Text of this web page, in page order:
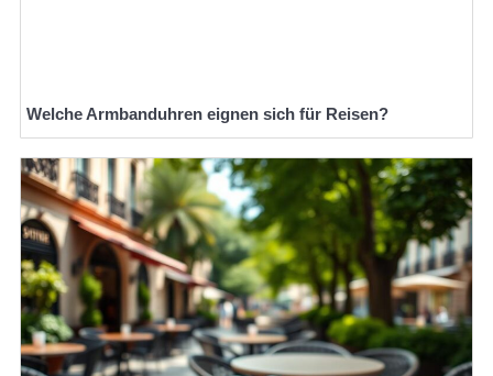
Welche Armbanduhren eignen sich für Reisen?